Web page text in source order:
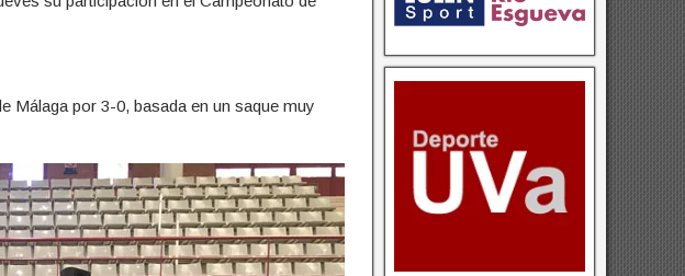
Málaga por 3-0, basada en un saque muy